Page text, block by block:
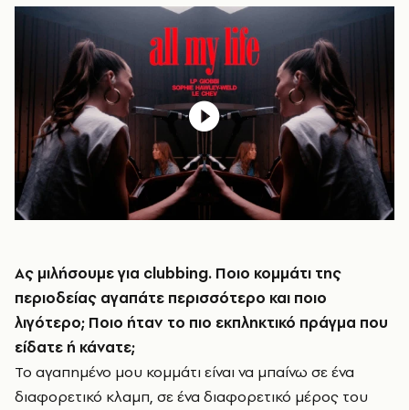
Ας μιλήσουμε για clubbing. Ποιο κομμάτι της
περιοδείας αγαπάτε περισσότερο και ποιο
λιγότερο; Ποιο ήταν το πιο εκπληκτικό πράγμα που
είδατε ή κάνατε;
Το αγαπημένο μου κομμάτι είναι να μπαίνω σε ένα
διαφορετικό κλαμπ, σε ένα διαφορετικό μέρος του